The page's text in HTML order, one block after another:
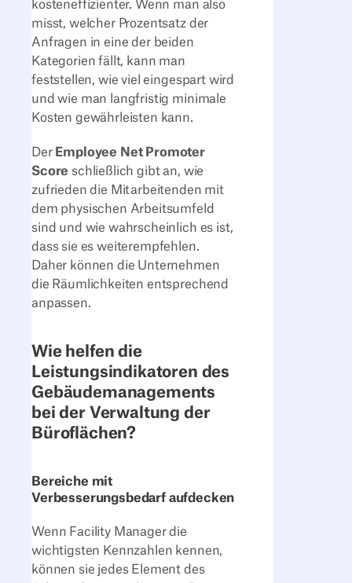
kosteneffizienter. Wenn man also
misst, welcher Prozentsatz der
Anfragen in eine der beiden
Kategorien fällt, kann man
feststellen, wie viel eingespart wird
und wie man langfristig minimale
Kosten gewährleisten kann.
Der Employee Net Promoter
Score schließlich gibt an, wie
zufrieden die Mitarbeitenden mit
dem physischen Arbeitsumfeld
sind und wie wahrscheinlich es ist,
dass sie es weiterempfehlen.
Daher können die Unternehmen
die Räumlichkeiten entsprechend
anpassen.
Wie helfen die
Leistungsindikatoren des
Gebäudemanagements
bei der Verwaltung der
Büroflächen?
Bereiche mit
Verbesserungsbedarf aufdecken
Wenn Facility Manager die
wichtigsten Kennzahlen kennen,
können sie jedes Element des